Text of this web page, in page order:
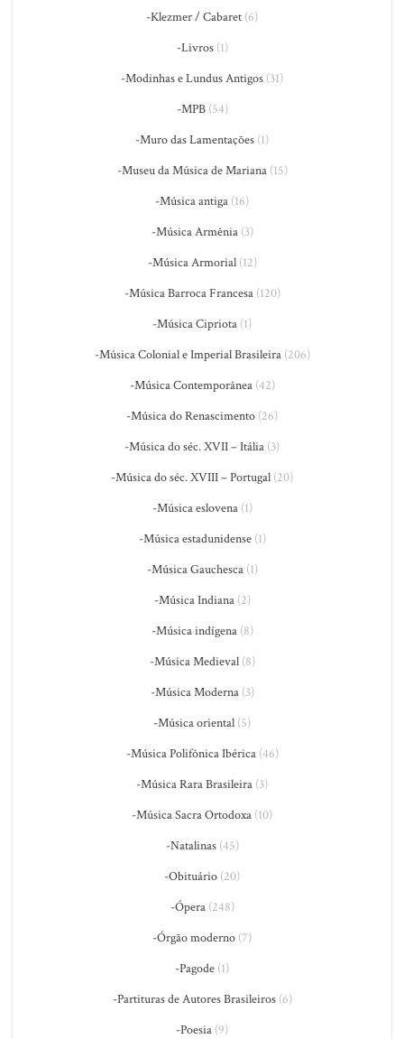
-Klezmer / Cabaret (6)
-Livros(1)
-Modinhas e Lundus Antigos (31)
-MPB(54)
-Muro das Lamentações (1)
-Museu da Música de Mariana(15)
-Música antiga (16)
-Música Armênia(3)
-Música Armorial(12)
-Música Barroca Francesa(120)
-Música Cipriota (1)
-Música Colonial e Imperial Brasileira(206)
-Música Contemporânea(42)
-Música do Renascimento (26)
-Música do séc. XVII – Itália (3)
-Música do séc. XVIII – Portugal (20)
-Música eslovena(1)
-Música estadunidense(1)
-Música Gauchesca(1)
-Música Indiana(2)
-Música indígena(8)
-Música Medieval(8)
-Música Moderna(3)
-Música oriental (5)
-Música Polifônica Ibérica(46)
-Música Rara Brasileira (3)
-Música Sacra Ortodoxa (10)
-Natalinas(45)
-Obituário (20)
-Ópera(248)
-Órgão moderno (7)
-Pagode (1)
-Partituras de Autores Brasileiros(6)
-Poesia (9)